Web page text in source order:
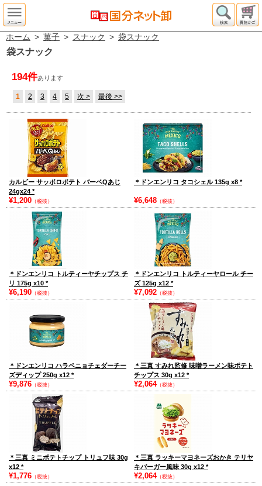
ホーム > 菓子 > スナック > 袋スナック
袋スナック
194件あります
1 2 3 4 5 次 > 最後 >>
カルビー サッポロポテト バーベQあじ
24gx24 *
¥1,200 （税抜）
＊ドンエンリコ タコシェル 135g x8 *
¥6,648 （税抜）
＊ドンエンリコ トルティーヤチップス チ
リ 175g x10 *
¥6,190 （税抜）
＊ドンエンリコ トルティーヤロール チー
ズ 125g x12 *
¥7,092 （税抜）
＊ドンエンリコ ハラペニョチェダーチー
ズディップ 250g x12 *
¥9,876 （税抜）
＊三真 すみれ監修 味噌ラーメン味ポテト
チップス 30g x12 *
¥2,064（税抜）
＊三真 ミニポテトチップ トリュフ味 30g
x12 *
¥1,776 （税抜）
＊三真 ラッキーマヨネーズおかき テリヤ
キバーガー風味 30g x12 *
¥2,064（税抜）